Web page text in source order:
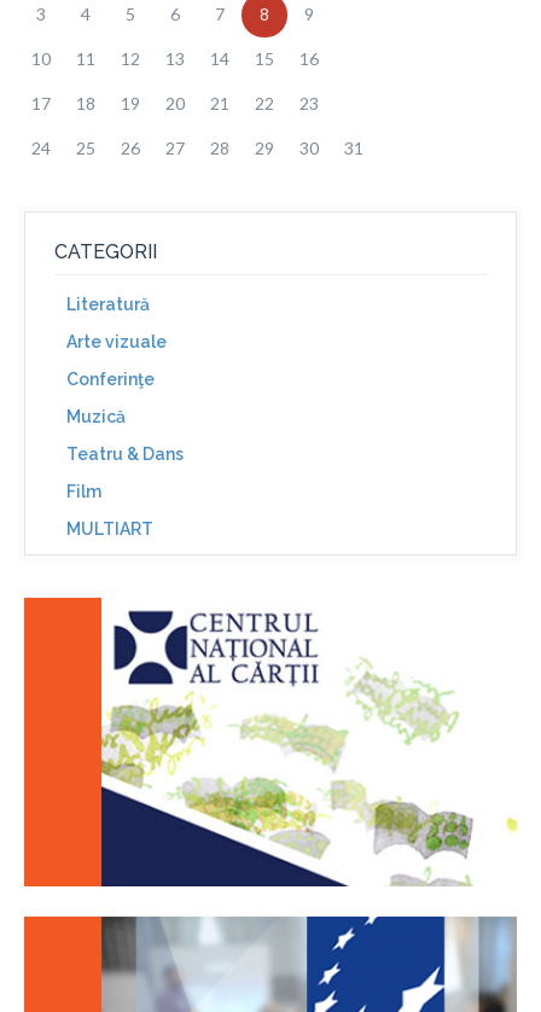
3 4 5 6 7 8 9
10 11 12 13 14 15 16
17 18 19 20 21 22 23
24 25 26 27 28 29 30 31
CATEGORII
Literatură
Arte vizuale
Conferinţe
Muzică
Teatru & Dans
Film
MULTIART